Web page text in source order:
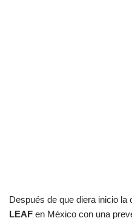
Después de que diera inicio la
LEAF en México con una